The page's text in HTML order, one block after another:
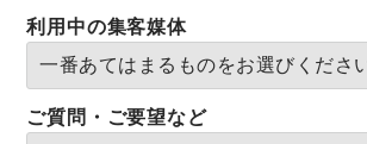
利用中の集客媒体
ご質問・ご要望など